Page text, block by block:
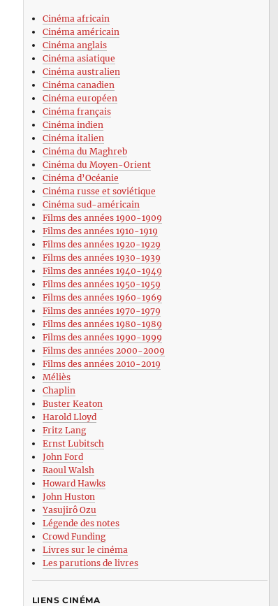
Cinéma africain
Cinéma américain
Cinéma anglais
Cinéma asiatique
Cinéma australien
Cinéma canadien
Cinéma européen
Cinéma français
Cinéma indien
Cinéma italien
Cinéma du Maghreb
Cinéma du Moyen-Orient
Cinéma d’Océanie
Cinéma russe et soviétique
Cinéma sud-américain
Films des années 1900-1909
Films des années 1910-1919
Films des années 1920-1929
Films des années 1930-1939
Films des années 1940-1949
Films des années 1950-1959
Films des années 1960-1969
Films des années 1970-1979
Films des années 1980-1989
Films des années 1990-1999
Films des années 2000-2009
Films des années 2010-2019
Méliès
Chaplin
Buster Keaton
Harold Lloyd
Fritz Lang
Ernst Lubitsch
John Ford
Raoul Walsh
Howard Hawks
John Huston
Yasujirô Ozu
Légende des notes
Crowd Funding
Livres sur le cinéma
Les parutions de livres
LIENS CINÉMA